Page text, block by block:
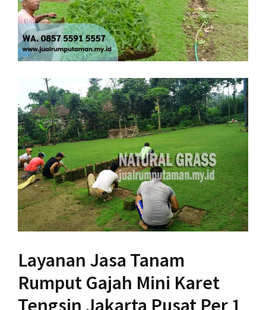
Layanan Jasa Tanam
Rumput Gajah Mini Karet
Tengsin Jakarta Pusat Per 1